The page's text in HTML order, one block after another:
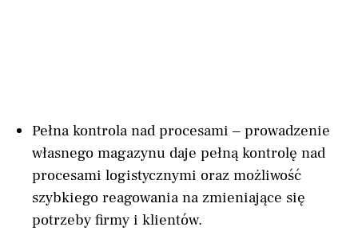
Pełna kontrola nad procesami – prowadzenie
własnego magazynu daje pełną kontrolę nad
procesami logistycznymi oraz możliwość
szybkiego reagowania na zmieniające się
potrzeby firmy i klientów.